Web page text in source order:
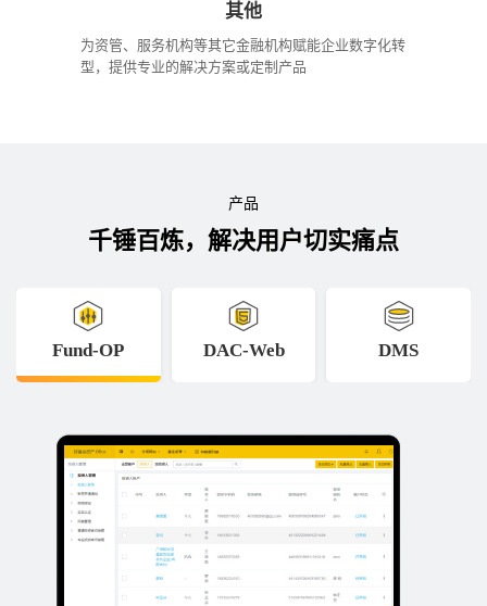
其他
为资管、服务机构等其它金融机构赋能企业数字化转
型，提供专业的解决方案或定制产品
产品
千锤百炼，解决用户切实痛点
Fund-OP DAC-Web DMS